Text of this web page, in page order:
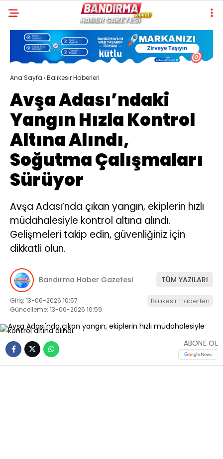
Ana Sayfa ›Balıkesir Haberleri
Avşa Adası’ndaki
Yangın Hızla Kontrol
Altına Alındı,
Soğutma Çalışmaları
Sürüyor
Avşa Adası’nda çıkan yangın, ekiplerin hızlı
müdahalesiyle kontrol altına alındı.
Gelişmeleri takip edin, güvenliğiniz için
dikkatli olun.
Bandırma Haber Gazetesi TÜM YAZILARI
Giriş: 13-06-2026 10:57
Güncelleme: 13-06-2026 10:59
Balıkesir Haberleri
ABONE OL